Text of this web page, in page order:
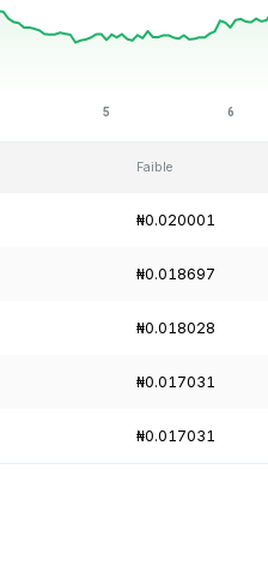
Faible
₦0.020001
₦0.018697
₦0.018028
₦0.017031
₦0.017031